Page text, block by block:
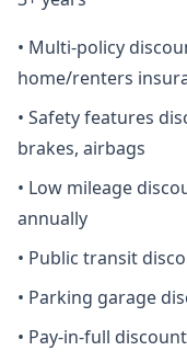
• Multi-policy
home/renters
• Safety features
brakes, airbags
• Low mileage
annually
• Public transit
• Parking garage
• Pay-in-full